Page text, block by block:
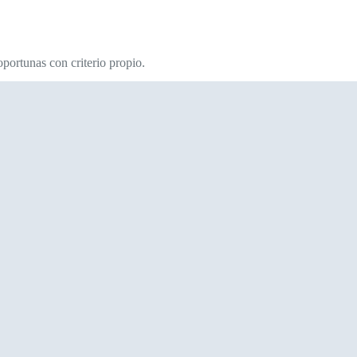
con criterio propio.